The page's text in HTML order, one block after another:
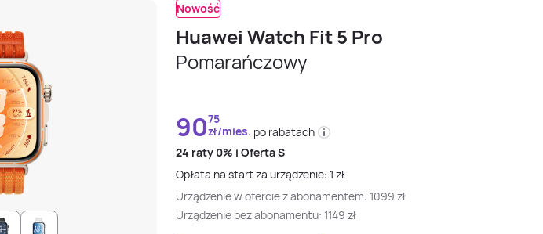
Nowość
Huawei Watch Fit 5 Pro
Pomarańczowy
9075
zł/mies. po rabatach
24 raty 0% i Oferta S
Opłata na start za urządzenie: 1 zł
Urządzenie w ofercie z abonamentem: 1099 zł
Urządzenie bez abonamentu: 1149 zł